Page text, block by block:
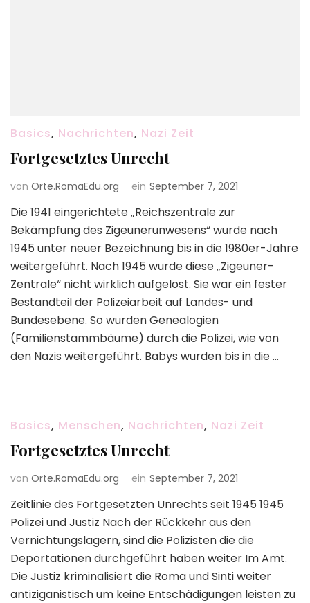
Basics, Nachrichten, Nazi Zeit
Fortgesetztes Unrecht
von Orte.RomaEdu.org ein September 7, 2021
Die 1941 eingerichtete „Reichszentrale zur
Bekämpfung des Zigeunerunwesens“ wurde nach
1945 unter neuer Bezeichnung bis in die 1980er-Jahre
weitergeführt. Nach 1945 wurde diese „Zigeuner-
Zentrale“ nicht wirklich aufgelöst. Sie war ein fester
Bestandteil der Polizeiarbeit auf Landes- und
Bundesebene. So wurden Genealogien
(Familienstammbäume) durch die Polizei, wie von
den Nazis weitergeführt. Babys wurden bis in die …
Basics, Menschen, Nachrichten, Nazi Zeit
Fortgesetztes Unrecht
von Orte.RomaEdu.org ein September 7, 2021
Zeitlinie des Fortgesetzten Unrechts seit 1945 1945
Polizei und Justiz Nach der Rückkehr aus den
Vernichtungslagern, sind die Polizisten die die
Deportationen durchgeführt haben weiter Im Amt.
Die Justiz kriminalisiert die Roma und Sinti weiter
antiziganistisch um keine Entschädigungen leisten zu